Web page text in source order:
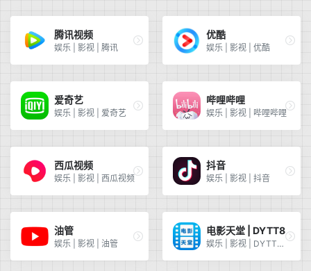
腾讯视频
娱乐 | 影视 | 腾讯
优酷
娱乐 | 影视 | 优酷
爱奇艺
娱乐 | 影视 | 爱奇艺
哔哩哔哩
娱乐 | 影视 | 哔哩哔哩
西瓜视频
娱乐 | 影视 | 西瓜视频
抖音
娱乐 | 影视 | 抖音
油管
娱乐 | 影视 | 油管
电影天堂 | DYTT8
娱乐 | 影视 | DYTT8 | 电影下载